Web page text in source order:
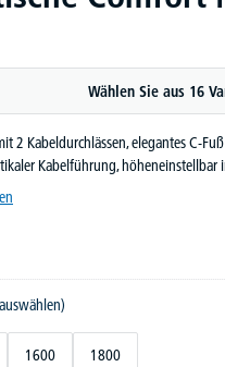
Wählen Sie aus 16
2 Kabeldurchlässen, elegantes C-
Kabelführung,
1600 1800